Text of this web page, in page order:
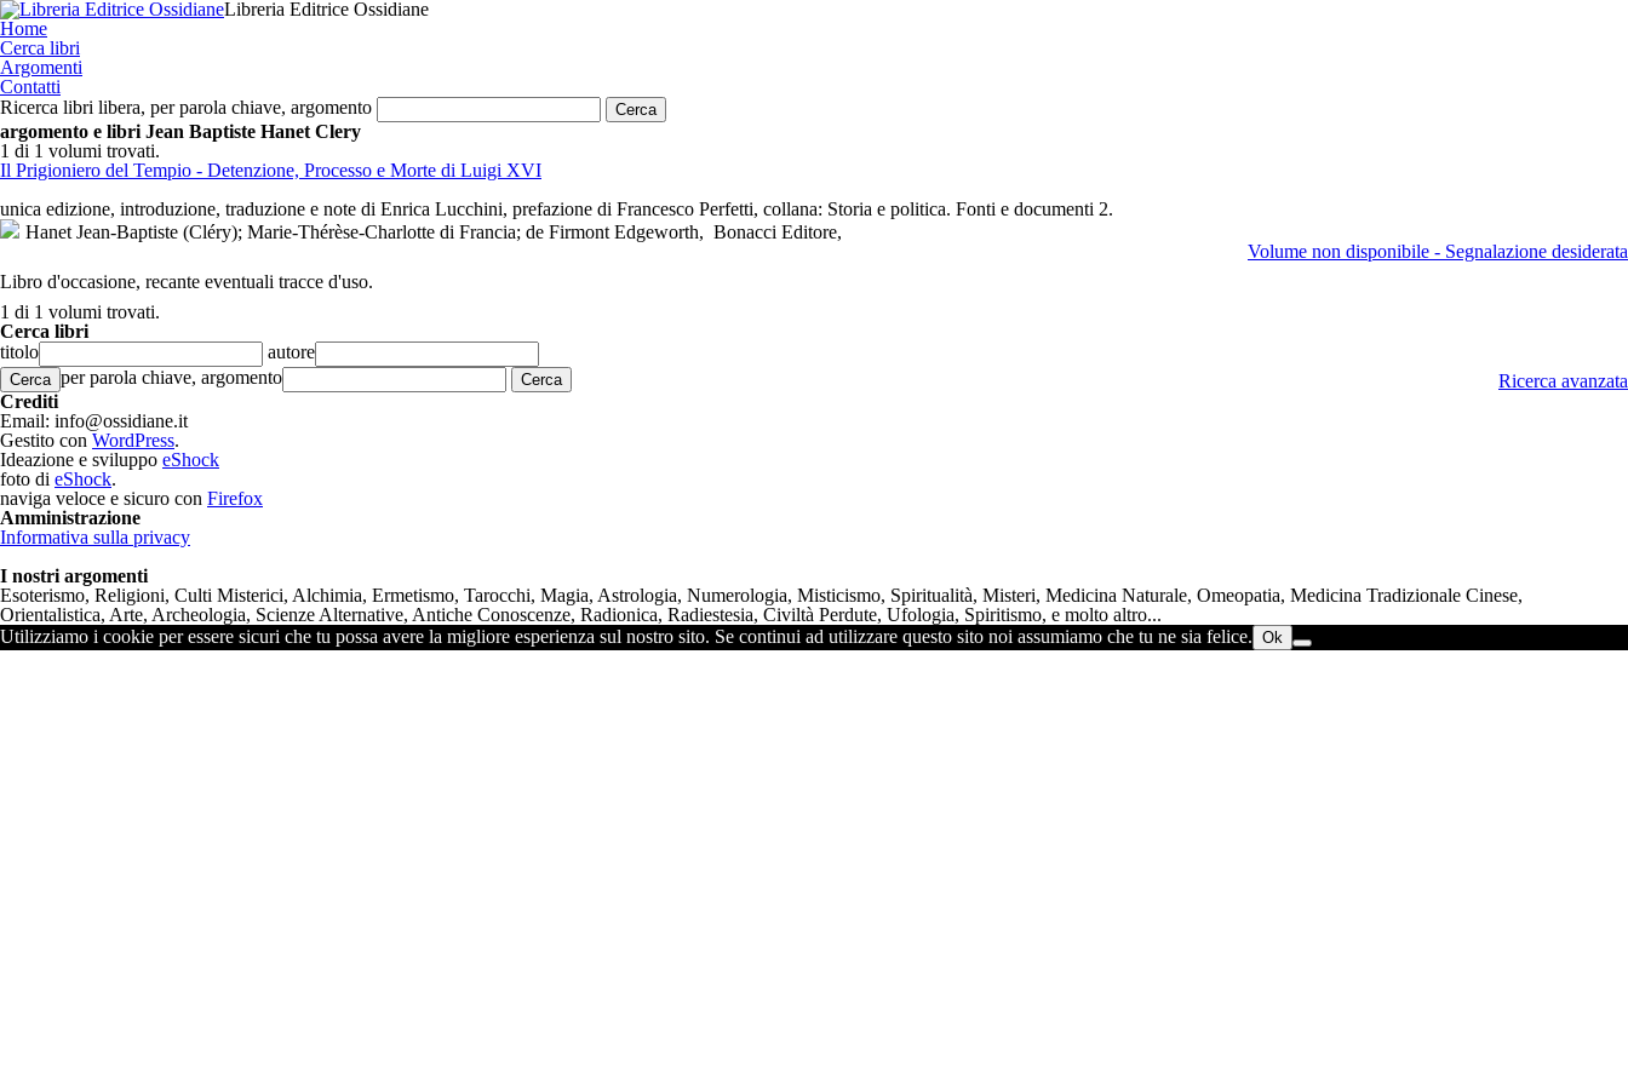
Libreria Editrice Ossidiane
Home
Cerca libri
Argomenti
Contatti
Ricerca libri libera, per parola chiave, argomento
argomento e libri Jean Baptiste Hanet Clery
1 di 1 volumi trovati.
Il Prigioniero del Tempio - Detenzione, Processo e Morte di Luigi XVI
unica edizione, introduzione, traduzione e note di Enrica Lucchini, prefazione di Francesco Perfetti, collana: Storia e politica. Fonti e documenti 2.
Hanet Jean-Baptiste (Cléry); Marie-Thérèse-Charlotte di Francia; de Firmont Edgeworth, Bonacci Editore,
Volume non disponibile - Segnalazione desiderata
Libro d'occasione, recante eventuali tracce d'uso.
1 di 1 volumi trovati.
Cerca libri
titolo
autore
Cerca Ricerca avanzata
per parola chiave, argomento
Crediti
Email: info@ossidiane.it
Gestito con WordPress.
Ideazione e sviluppo eShock
foto di eShock.
naviga veloce e sicuro con Firefox
Amministrazione
Informativa sulla privacy
I nostri argomenti
Esoterismo, Religioni, Culti Misterici, Alchimia, Ermetismo, Tarocchi, Magia, Astrologia, Numerologia, Misticismo, Spiritualità, Misteri, Medicina Naturale, Omeopatia, Medicina Tradizionale Cinese,
Orientalistica, Arte, Archeologia, Scienze Alternative, Antiche Conoscenze, Radionica, Radiestesia, Civiltà Perdute, Ufologia, Spiritismo, e molto altro...
Utilizziamo i cookie per essere sicuri che tu possa avere la migliore esperienza sul nostro sito. Se continui ad utilizzare questo sito noi assumiamo che tu ne sia felice. Ok